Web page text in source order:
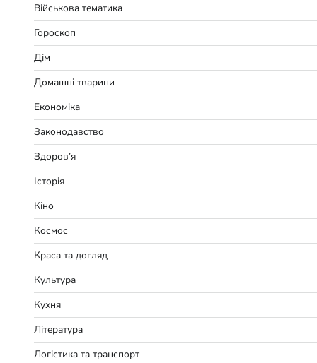
Військова тематика
Гороскоп
Дім
Домашні тварини
Економіка
Законодавство
Здоров’я
Історія
Кіно
Космос
Краса та догляд
Культура
Кухня
Література
Логістика та транспорт